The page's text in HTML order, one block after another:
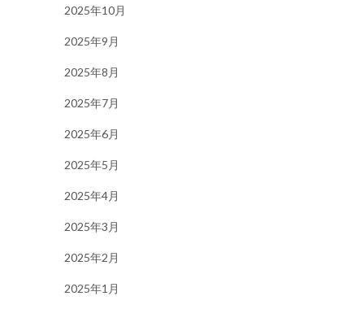
2025年10月
2025年9月
2025年8月
2025年7月
2025年6月
2025年5月
2025年4月
2025年3月
2025年2月
2025年1月